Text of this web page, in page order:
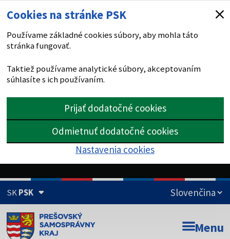
Cookies na stránke PSK
Používame základné cookies súbory, aby mohla táto
stránka fungovať.
Taktiež používame analytické súbory, akceptovaním
súhlasíte s ich používaním.
Prijať dodatočné cookies
Odmietnuť dodatočné cookies
Nastavenia cookies
SKPSK
Doména psk.sk je oficiálna Menu